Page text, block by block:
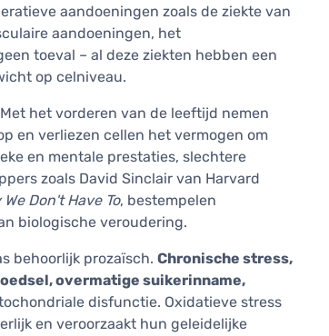
aandoeningen zoals de ziekte van
aandoeningen, het
toeval – al deze ziekten hebben een
op celniveau.
het vorderen van de leeftijd nemen
en verliezen cellen het vermogen om
en mentale prestaties, slechtere
zoals David Sinclair van Harvard
Don't Have To, bestempelen
biologische veroudering.
behoorlijk prozaïsch. Chronische stress,
overmatige suikerinname,
disfunctie. Oxidatieve stress
en veroorzaakt hun geleidelijke